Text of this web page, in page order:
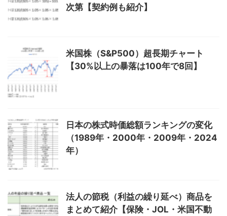
次第【契約例も紹介】
米国株（S&P500）超長期チャート
【30%以上の暴落は100年で8回】
日本の株式時価総額ランキングの変化
（1989年・2000年・2009年・2024
年）
法人の節税（利益の繰り延べ）商品を
まとめて紹介【保険・JOL・米国不動